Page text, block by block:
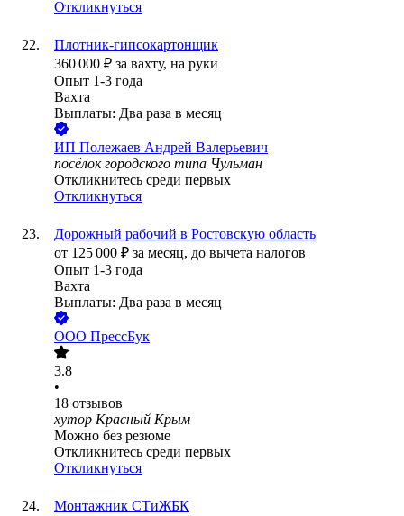
Откликнуться
Плотник-гипсокартонщик
360 000 ₽ за вахту, на руки
Опыт 1-3 года
Вахта
Выплаты: Два раза в месяц
ИП Полежаев Андрей Валерьевич
посёлок городского типа Чульман
Откликнитесь среди первых
Откликнуться
Дорожный рабочий в Ростовскую область
от 125 000 ₽ за месяц, до вычета налогов
Опыт 1-3 года
Вахта
Выплаты: Два раза в месяц
ООО ПрессБук
3.8
•
18 отзывов
хутор Красный Крым
Можно без резюме
Откликнитесь среди первых
Откликнуться
Монтажник СТиЖБК